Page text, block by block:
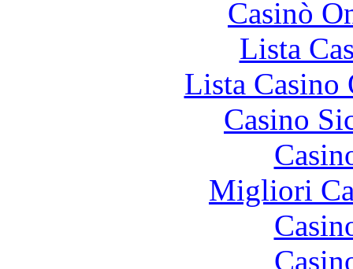
Casinò
Lista
Lista
Casino
Migliori